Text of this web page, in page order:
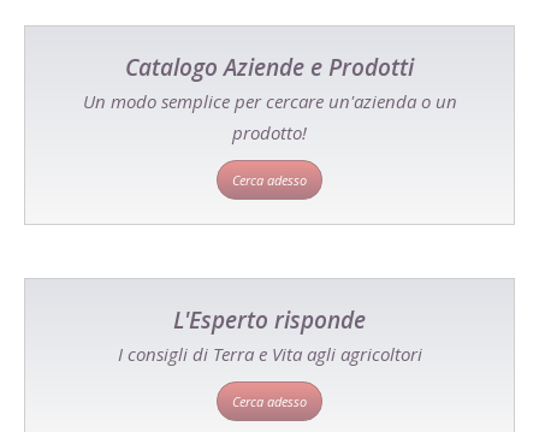
Catalogo Aziende e Prodotti
Un modo semplice per cercare un'azienda o un
prodotto!
Cerca adesso
L'Esperto risponde
I consigli di Terra e Vita agli agricoltori
Cerca adesso